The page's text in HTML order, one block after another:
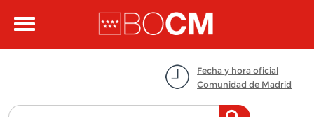
Toggle
Fecha y hora oficial
Comunidad de Madrid